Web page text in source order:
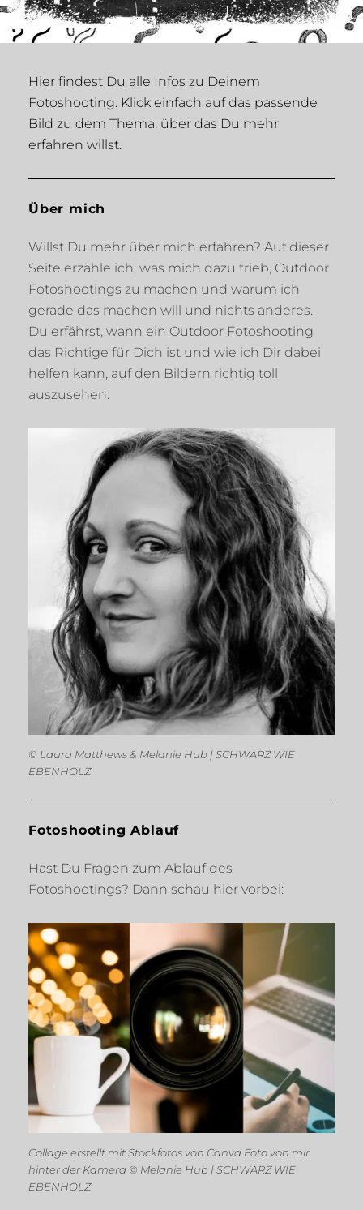
Hier findest Du alle Infos zu Deinem
Fotoshooting. Klick einfach auf das passende
Bild zu dem Thema, über das Du mehr
erfahren willst.
Über mich
Willst Du mehr über mich erfahren? Auf dieser
Seite erzähle ich, was mich dazu trieb, Outdoor
Fotoshootings zu machen und warum ich
gerade das machen will und nichts anderes.
Du erfährst, wann ein Outdoor Fotoshooting
das Richtige für Dich ist und wie ich Dir dabei
helfen kann, auf den Bildern richtig toll
auszusehen.
© Laura Matthews & Melanie Hub | SCHWARZ WIE
EBENHOLZ
Fotoshooting Ablauf
Hast Du Fragen zum Ablauf des
Fotoshootings? Dann schau hier vorbei:
Collage erstellt mit Stockfotos von Canva Foto von mir
hinter der Kamera © Melanie Hub | SCHWARZ WIE
EBENHOLZ